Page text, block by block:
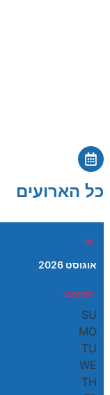
כל הארועים
יולי
אוגוסט 2026
ספטמבר
SU
MO
TU
WE
TH